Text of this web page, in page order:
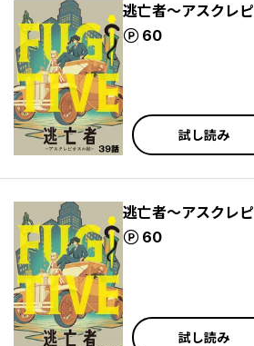
逃亡者～アスクレ
60
ポイント
試し読み
逃亡者～アスクレ
60
ポイント
試し読み